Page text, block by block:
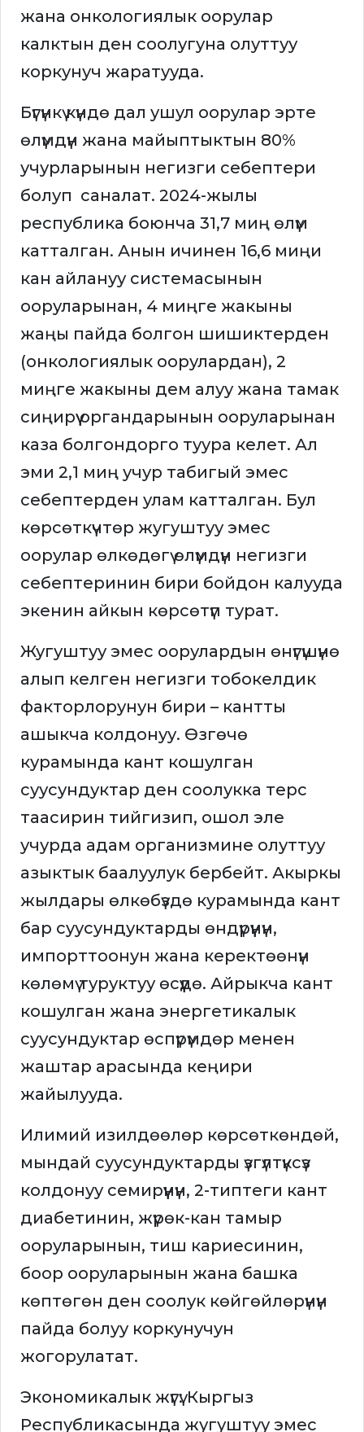
жана онкологиялык оорулар
калктын ден соолугуна олуттуу
коркунуч жаратууда.
Бүгүнкү күндө дал ушул оорулар эрте
өлүмдүн жана майыптыктын 80%
учурларынын негизги себептери
болуп саналат. 2024-жылы
республика боюнча 31,7 миң өлүм
катталган. Анын ичинен 16,6 миңи
кан айлануу системасынын
ооруларынан, 4 миңге жакыны
жаңы пайда болгон шишиктерден
(онкологиялык оорулардан), 2
миңге жакыны дем алуу жана тамак
сиңирүү органдарынын ооруларынан
каза болгондорго туура келет. Ал
эми 2,1 миң учур табигый эмес
себептерден улам катталган. Бул
көрсөткүчтөр жугуштуу эмес
оорулар өлкөдөгү өлүмдүн негизги
себептеринин бири бойдон калууда
экенин айкын көрсөтүп турат.
Жугуштуу эмес оорулардын өнүгүшүнө
алып келген негизги тобокелдик
факторлорунун бири – кантты
ашыкча колдонуу. Өзгөчө
курамында кант кошулган
суусундуктар ден соолукка терс
таасирин тийгизип, ошол эле
учурда адам организмине олуттуу
азыктык баалуулук бербейт. Акыркы
жылдары өлкөбүздө курамында кант
бар суусундуктарды өндүрүүнүн,
импорттоонун жана керектөөнүн
көлөмү туруктуу өсүүдө. Айрыкча кант
кошулган жана энергетикалык
суусундуктар өспүрүмдөр менен
жаштар арасында кеңири
жайылууда.
Илимий изилдөөлөр көрсөткөндөй,
мындай суусундуктарды үзгүлтүксүз
колдонуу семирүүнүн, 2-типтеги кант
диабетинин, жүрөк-кан тамыр
ооруларынын, тиш кариесинин,
боор ооруларынын жана башка
көптөгөн ден соолук көйгөйлөрүнүн
пайда болуу коркунучун
жогорулатат.
Экономикалык жүгү: Кыргыз
Республикасында жугуштуу эмес